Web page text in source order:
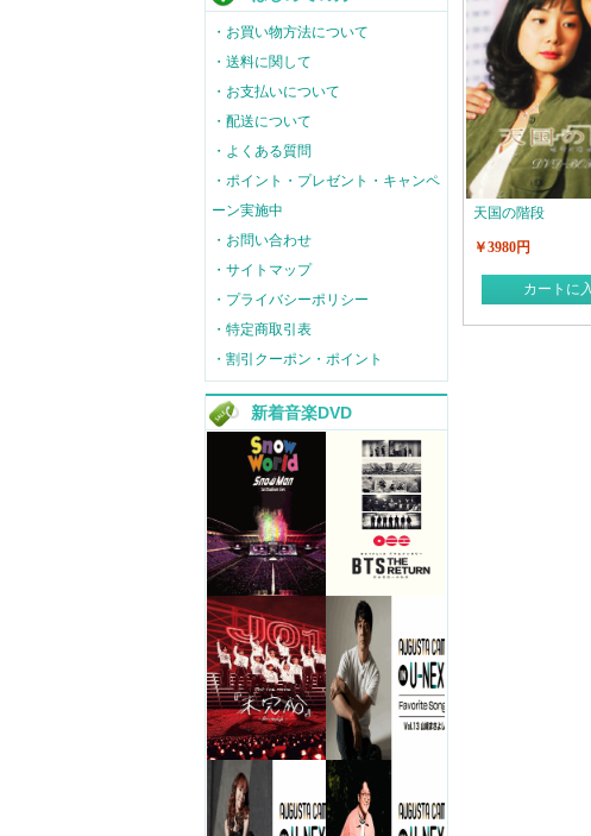
・お買い物方法について
・送料に関して
・お支払いについて
・配送について
・よくある質問
・ポイント・プレゼント・キャンペ
ーン実施中
・お問い合わせ
・サイトマップ
・プライバシーポリシー
・特定商取引表
・割引クーポン・ポイント
新着音楽DVD
天国の階段
￥3980円
カートに